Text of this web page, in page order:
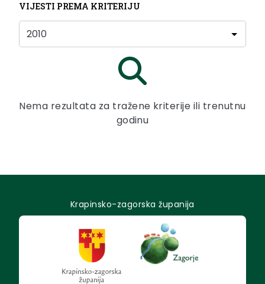
VIJESTI PREMA KRITERIJU
Nema rezultata za tražene kriterije ili trenutnu
godinu
Krapinsko-zagorska županija